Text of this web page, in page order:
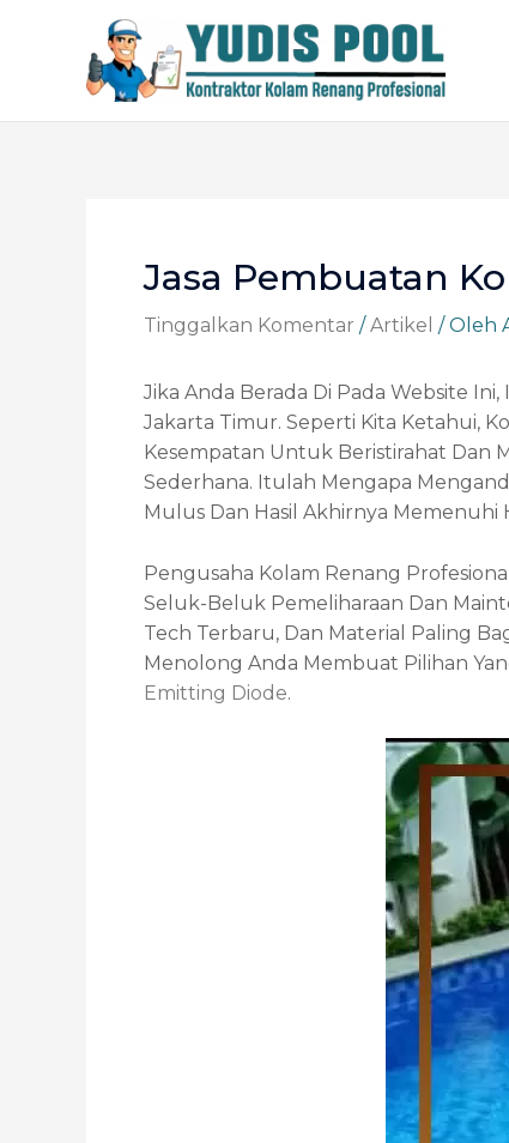
Jasa Pembuatan
Tinggalkan Komentar /Artikel / Oleh
Jika Anda Berada Di Pada Website
Jakarta Timur. Seperti Kita Ketahui,
Kesempatan Untuk Beristirahat Dan
Sederhana. Itulah Mengapa
Mulus Dan Hasil Akhirnya Memenuhi
Pengusaha Kolam Renang
Seluk-Beluk Pemeliharaan Dan
Tech Terbaru, Dan Material Paling
Menolong Anda Membuat Pilihan
Emitting Diode.